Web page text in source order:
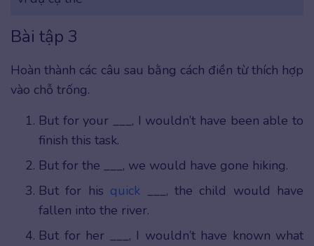
Bài tập 3
Hoàn thành các câu sau bằng cách điền từ thích hợp
vào chỗ trống.
But for your ___, I wouldn’t have been able to
finish this task.
But for the ___, we would have gone hiking.
But for his quick ___, the child would have
fallen into the river.
But for her ___, I wouldn’t have known what